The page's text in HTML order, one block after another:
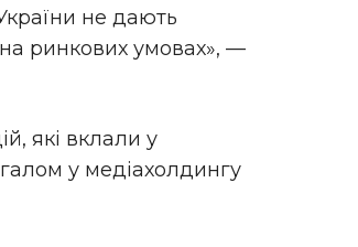
не дають
ринкових умовах», —
які вклали у
у медіахолдингу